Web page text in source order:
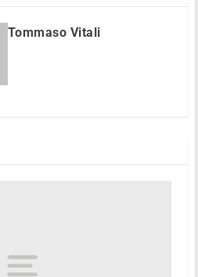
Tommaso Vitali